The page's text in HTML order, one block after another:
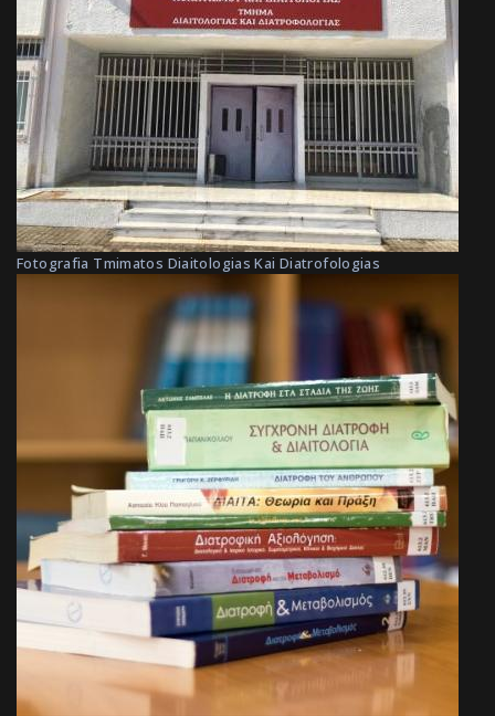
Fotografia Tmimatos Diaitologias Kai Diatrofologias